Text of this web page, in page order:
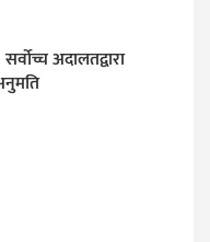
अदालतद्वारा